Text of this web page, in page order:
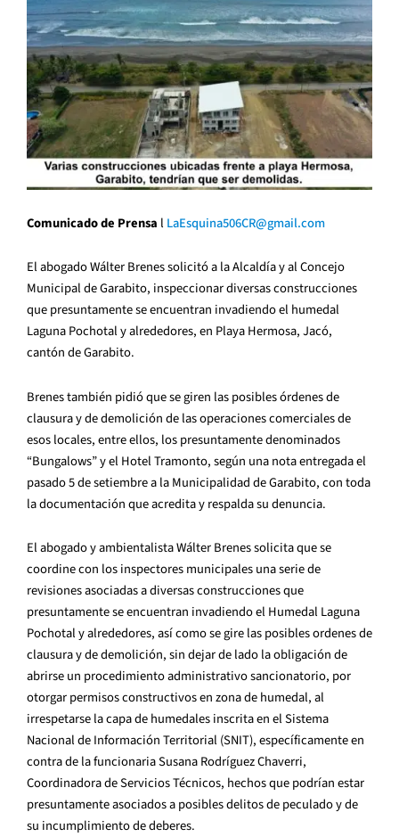
Comunicado de Prensa l LaEsquina506CR@gmail.com
El abogado Wálter Brenes solicitó a la Alcaldía y al Concejo
Municipal de Garabito, inspeccionar diversas construcciones
que presuntamente se encuentran invadiendo el humedal
Laguna Pochotal y alrededores, en Playa Hermosa, Jacó,
cantón de Garabito.
Brenes también pidió que se giren las posibles órdenes de
clausura y de demolición de las operaciones comerciales de
esos locales, entre ellos, los presuntamente denominados
“Bungalows” y el Hotel Tramonto, según una nota entregada el
pasado 5 de setiembre a la Municipalidad de Garabito, con toda
la documentación que acredita y respalda su denuncia.
El abogado y ambientalista Wálter Brenes solicita que se
coordine con los inspectores municipales una serie de
revisiones asociadas a diversas construcciones que
presuntamente se encuentran invadiendo el Humedal Laguna
Pochotal y alrededores, así como se gire las posibles ordenes de
clausura y de demolición, sin dejar de lado la obligación de
abrirse un procedimiento administrativo sancionatorio, por
otorgar permisos constructivos en zona de humedal, al
irrespetarse la capa de humedales inscrita en el Sistema
Nacional de Información Territorial (SNIT), específicamente en
contra de la funcionaria Susana Rodríguez Chaverri,
Coordinadora de Servicios Técnicos, hechos que podrían estar
presuntamente asociados a posibles delitos de peculado y de
su incumplimiento de deberes.